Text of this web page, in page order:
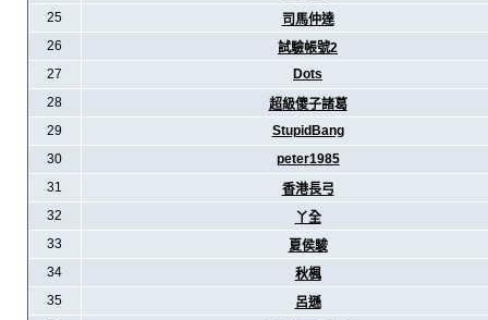
25
司馬仲達
26
試驗帳號2
27
Dots
28
超級傻子諸葛
29
StupidBang
30
peter1985
31
香港長弓
32
丫全
33
夏侯駿
34
秋楓
35
呂遜